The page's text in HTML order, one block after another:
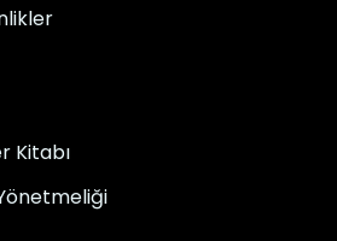
Kitabı